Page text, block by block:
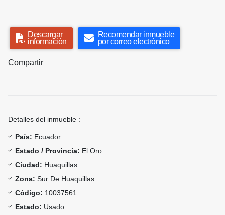
Descargar
información
Recomendar inmueble
por correo electrónico
Compartir
Detalles del inmueble :
País: Ecuador
Estado / Provincia: El Oro
Ciudad: Huaquillas
Zona: Sur De Huaquillas
Código: 10037561
Estado: Usado